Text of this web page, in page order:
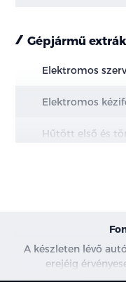
Gépjármű extrák
Elektromos
Elektromos
Hűtött első és
20" könnyűfém
Állítható
A készleten lévő
erejéig
minősülnek